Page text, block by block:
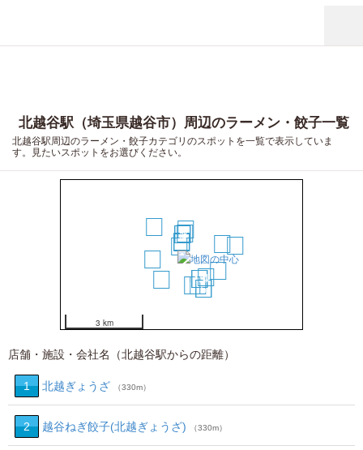
北越谷駅（埼玉県越谷市）周辺のラーメン・餃子一覧
北越谷駅周辺のラーメン・餃子カテゴリのスポットを一覧で表示していま
す。見たいスポットをお選びください。
1
23
4
5
7
8
9
10
13
14
17
18
19
20
3 km
店舗・施設・会社名（北越谷駅からの距離）
1 北越ぎょうざ （330m）
2 越谷ねぎ餃子(北越ぎょうざ) （330m）